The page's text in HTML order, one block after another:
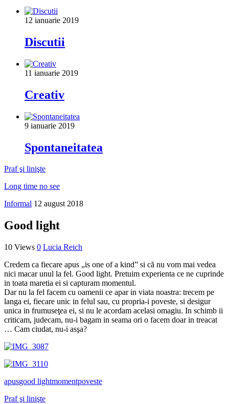
12 ianuarie 2019
Discutii
11 ianuarie 2019
Creativ
9 ianuarie 2019
Spontaneitatea
Praf şi linişte
Long time no see
Informal 12 august 2018
Good light
10 Views 0 Lucia Reich
Credem ca fiecare apus „is one of a kind” si că nu vom mai vedea
nici macar unul la fel. Good light. Pretuim experienta ce ne cuprinde
in toata maretia ei si capturam momentul.
Dar nu la fel facem cu oamenii ce apar in viata noastra: trecem pe
langa ei, fiecare unic in felul sau, cu propria-i poveste, si desigur
unica in frumuseţea ei, si nu le acordam acelasi omagiu. In schimb ii
criticam, judecam, nu-i bagam in seama ori o facem doar in treacat
… Cam ciudat, nu-i asşa?
apusgood lightmomentpoveste
Praf şi linişte